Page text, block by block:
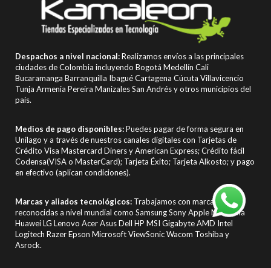
Despachos a nivel nacional:Realizamos envíos a las principales
ciudades de Colombia incluyendo Bogotá Medellín Cali
Bucaramanga Barranquilla Ibagué Cartagena Cúcuta Villavicencio
Tunja Armenia Pereira Manizales San Andrés y otros municipios del
país.
Medios de pago disponibles:Puedes pagar de forma segura en
Unilago y a través de nuestros canales digitales con Tarjetas de
Crédito Visa Mastercard Diners y American Express; Crédito fácil
Codensa(VISA o MasterCard); Tarjeta Éxito; Tarjeta Alkosto; y pago
en efectivo (aplican condiciones).
Marcas y aliados tecnológicos: Trabajamos con marcas
reconocidas a nivel mundial como Samsung Sony Apple Motorola
Huawei LG Lenovo Acer Asus Dell HP MSI Gigabyte AMD Intel
Logitech Razer Epson Microsoft ViewSonic Wacom Toshiba y
Asrock.